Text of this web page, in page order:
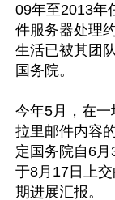
09年至2013年
件服务器处理
生活已被其团
国务院。
今年5月，在
拉里邮件内容
定国务院自6
于8月17日上
期进展汇报。